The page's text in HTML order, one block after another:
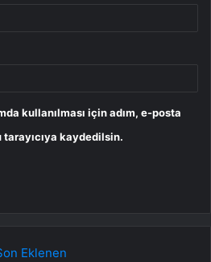
kullanılması için adım, e-posta
kaydedilsin.
Eklenen